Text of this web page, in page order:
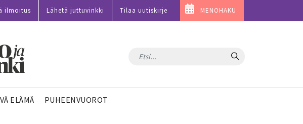
ilmoitus Lähetä juttuvinkki Tilaa uutiskirje MENOHAKU
Hae
ELÄMÄ PUHEENVUOROT